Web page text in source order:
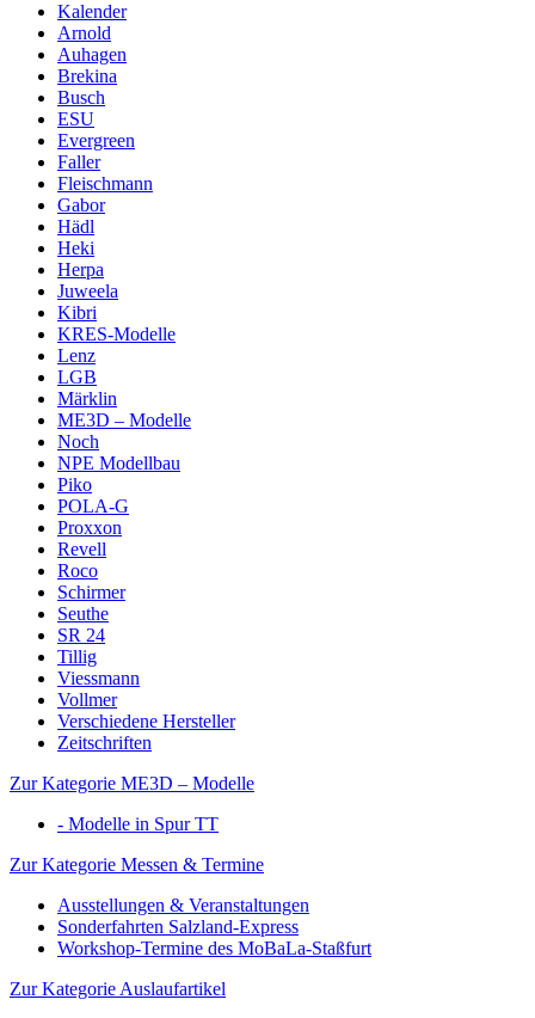
Kalender
Arnold
Auhagen
Brekina
Busch
ESU
Evergreen
Faller
Fleischmann
Gabor
Hädl
Heki
Herpa
Juweela
Kibri
KRES-Modelle
Lenz
LGB
Märklin
ME3D – Modelle
Noch
NPE Modellbau
Piko
POLA-G
Proxxon
Revell
Roco
Schirmer
Seuthe
SR 24
Tillig
Viessmann
Vollmer
Verschiedene Hersteller
Zeitschriften
Zur Kategorie ME3D – Modelle
- Modelle in Spur TT
Zur Kategorie Messen & Termine
Ausstellungen & Veranstaltungen
Sonderfahrten Salzland-Express
Workshop-Termine des MoBaLa-Staßfurt
Zur Kategorie Auslaufartikel